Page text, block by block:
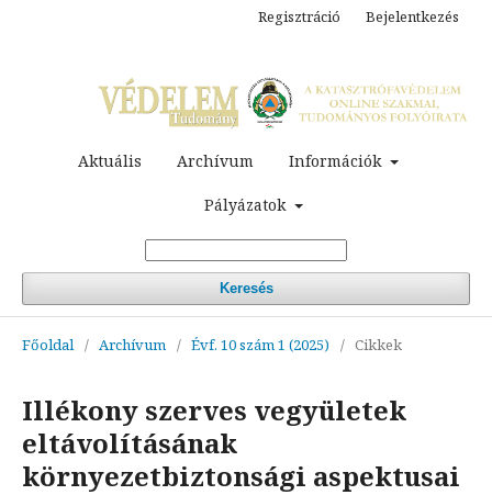
Aktuális Archívum Információk
Pályázatok
Keresés
Regisztráció Bejelentkezés
Főoldal / Archívum / Évf. 10 szám 1 (2025) / Cikkek
Illékony szerves vegyületek
eltávolításának
környezetbiztonsági aspektusai